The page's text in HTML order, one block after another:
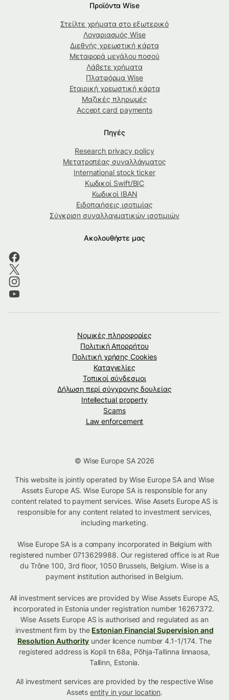
Προϊόντα Wise
Στείλτε χρήματα στο εξωτερικό
Λογαριασμός Wise
Διεθνής χρεωστική κάρτα
Μεταφορά μεγάλου ποσού
Λάβετε χρήματα
Πλατφόρμα Wise
Εταιρική χρεωστική κάρτα
Μαζικές πληρωμές
Accept card payments
Πηγές
Research privacy policy
Μετατροπέας συναλλάγματος
International stock ticker
Κωδικοί Swift/BIC
Κωδικοί IBAN
Ειδοποιήσεις ισοτιμίας
Σύγκριση συναλλαγματικών ισοτιμιών
Ακολουθήστε μας
Νομικές πληροφορίες
Πολιτική Απορρήτου
Πολιτική χρήσης Cookies
Καταγγελίες
Τοπικοί σύνδεσμοι
Δήλωση περί σύγχρονης δουλείας
Intellectual property
Scams
Law enforcement
© Wise Europe SA 2026
This website is jointly operated by Wise Europe SA and Wise
Assets Europe AS. Wise Europe SA is responsible for any
content related to payment services. Wise Assets Europe AS is
responsible for any content related to investment services,
including marketing.
Wise Europe SA is a company incorporated in Belgium with
registered number 0713629988. Our registered office is at Rue
du Trône 100, 3rd floor, 1050 Brussels, Belgium. Wise is a
payment institution authorised in Belgium.
All investment services are provided by Wise Assets Europe AS,
incorporated in Estonia under registration number 16267372.
Wise Assets Europe AS is authorised and regulated as an
investment firm by the Estonian Financial Supervision and
Resolution Authority under licence number 4.1-1/174. The
registered address is Kopli tn 68a, Põhja-Tallinna linnaosa,
Tallinn, Estonia.
All investment services are provided by the respective Wise
Assetsentity in your location.